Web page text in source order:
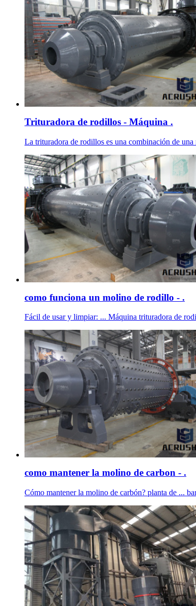
Trituradora de rodillos - Máquina .
La trituradora de rodillos es una combinación de
como funciona un molino de rodillo - .
Fácil de usar y limpiar: ... Máquina trituradora de
como mantener la molino de carbon - .
Cómo mantener la molino de carbón? planta de ...